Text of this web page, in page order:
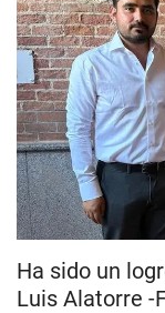
Ha sido un
Luis Alatorre -